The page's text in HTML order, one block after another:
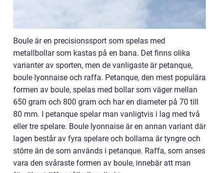
Boule är en precisionssport som spelas med
metallbollar som kastas på en bana. Det finns olika
varianter av sporten, men de vanligaste är petanque,
boule lyonnaise och raffa. Petanque, den mest populära
formen av boule, spelas med bollar som väger mellan
650 gram och 800 gram och har en diameter på 70 till
80 mm. I petanque spelar man vanligtvis i lag med två
eller tre spelare. Boule lyonnaise är en annan variant där
lagen består av fyra spelare och bollarna är tyngre och
större än de som används i petanque. Raffa, som anses
vara den svåraste formen av boule, innebär att man